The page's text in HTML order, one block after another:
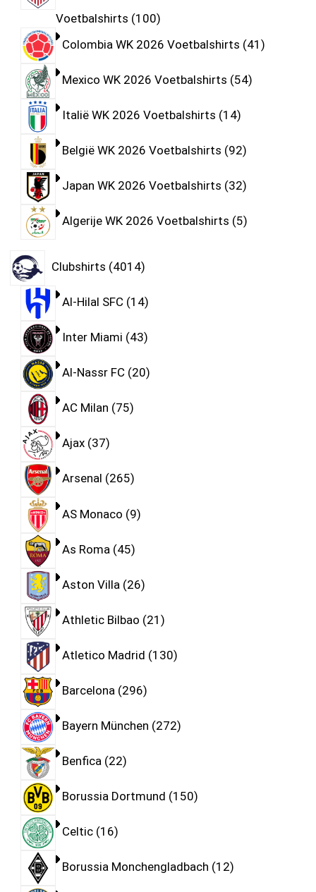
Voetbalshirts 100
Colombia WK 2026 Voetbalshirts 41
Mexico WK 2026 Voetbalshirts 54
Italië WK 2026 Voetbalshirts 14
België WK 2026 Voetbalshirts 92
Japan WK 2026 Voetbalshirts 32
Algerije WK 2026 Voetbalshirts 5
Clubshirts 4014
Al-Hilal SFC 14
Inter Miami 43
Al-Nassr FC 20
AC Milan 75
Ajax 37
Arsenal 265
AS Monaco 9
As Roma 45
Aston Villa 26
Athletic Bilbao 21
Atletico Madrid 130
Barcelona 296
Bayern München 272
Benfica 22
Borussia Dortmund 150
Celtic 16
Borussia Monchengladbach 12